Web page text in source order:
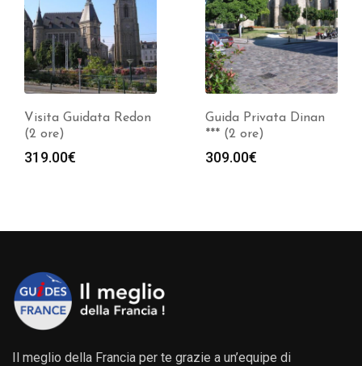
Visita Guidata Redon
(2 ore)
319.00€
Guida Privata Dinan
*** (2 ore)
309.00€
Il meglio della Francia per te grazie a un’equipe di